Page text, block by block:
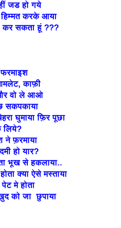
जड हो गये
करके आया
कर सकता हूं ???
काफ़ी
वो ले आओ
सकपकाया
घुमाया फ़िर पूछा
लिये?
ने फ़रमाया
हो यार?
भूख से हकलाया..
क्या ऐसे मस्ताया
मे होता
को जा छुपाया